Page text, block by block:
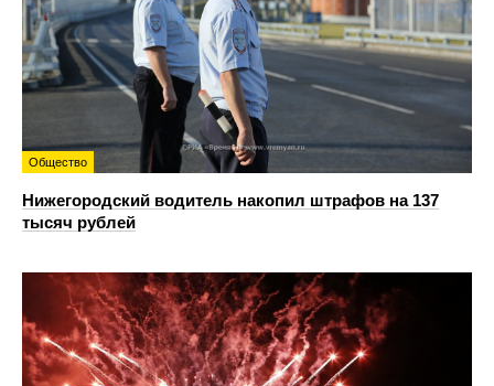
Общество
Нижегородский водитель накопил штрафов на 137
тысяч рублей